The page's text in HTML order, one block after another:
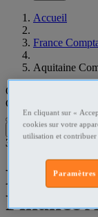
Accueil
France
Aquitaine
Que recherchez-vous
Comptabilité -
Filtres
3 résultats dans
Emplois
Finance
En cliquant sur «
cookies sur votre
utilisation et
Paramètres